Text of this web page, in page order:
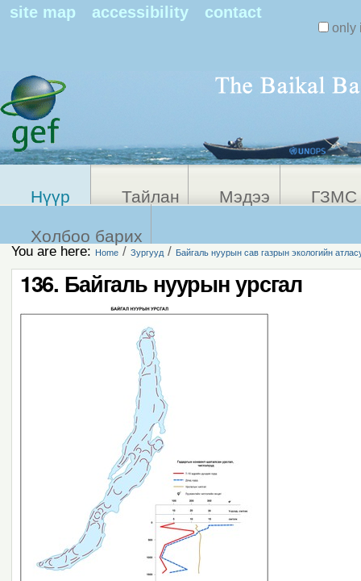
site map accessibility contact
only
Нүүр Тайлан Мэдээ ГЗМС
Холбоо барих
You are here: Home / Зургууд / Байгаль нуурын сав газрын экологийн
136. Байгаль нуурын урсгал